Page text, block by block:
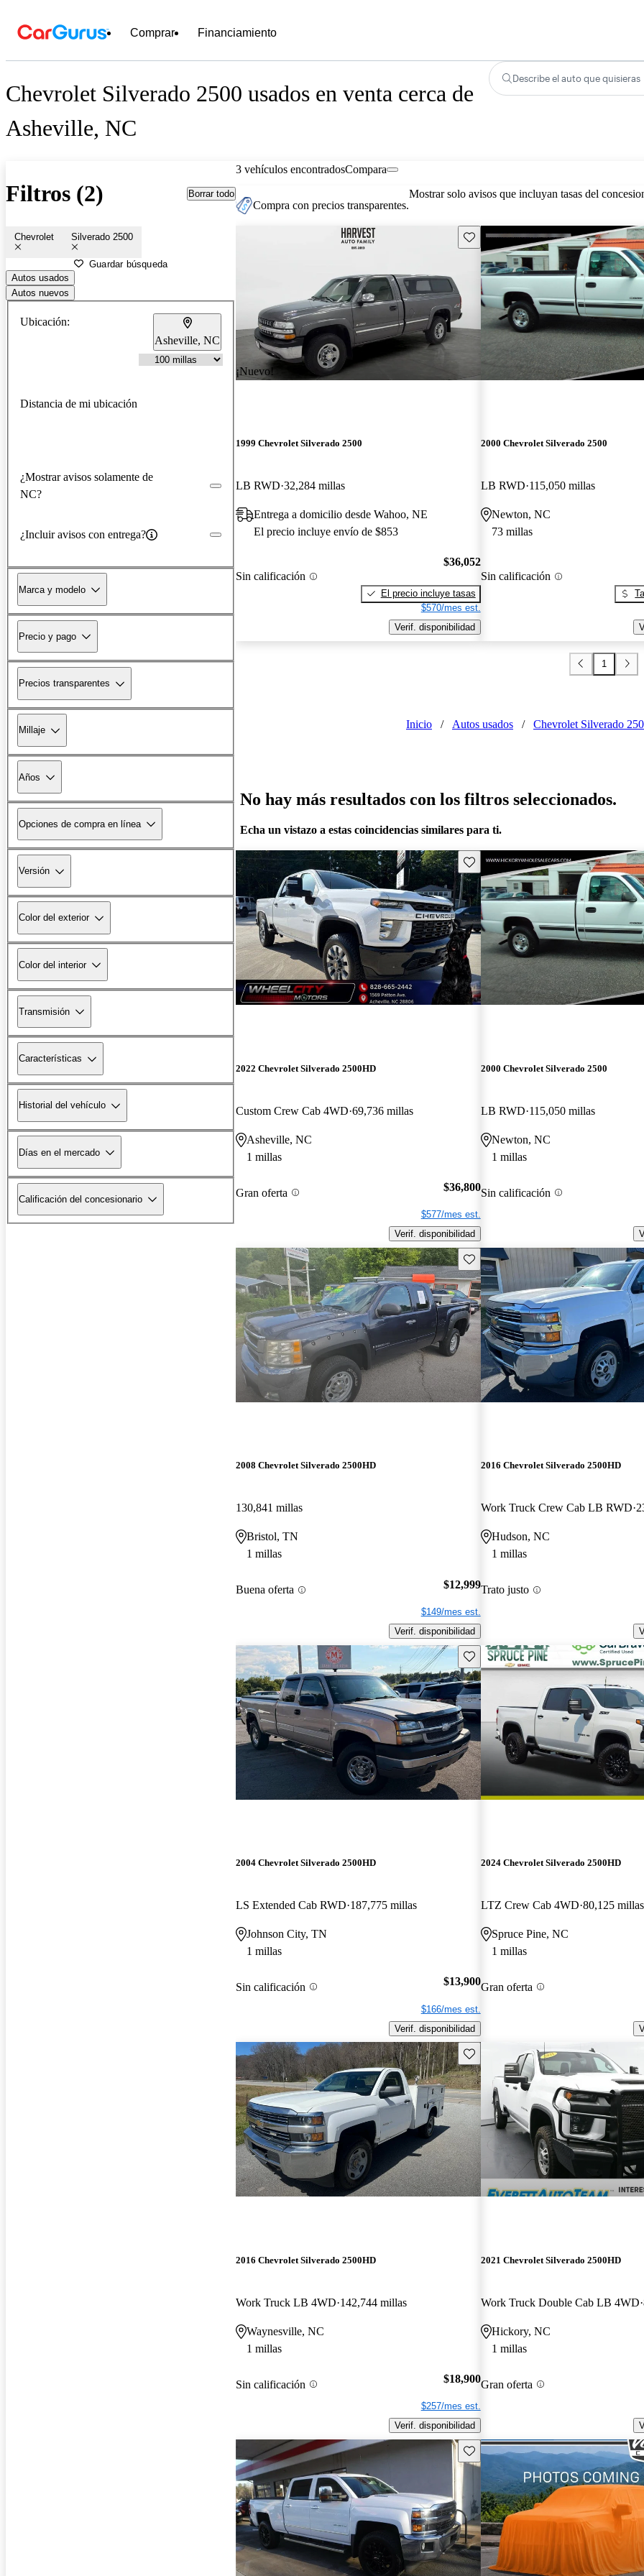
Comprar Financiamiento
Chevrolet Silverado 2500 usados en venta cerca de
Asheville, NC
Describe el auto que quisieras
Filtros (2) Borrar todo
Chevrolet Silverado 2500
Guardar búsqueda
Autos usados
Autos nuevos
Ubicación:
Asheville, NC
Distancia de mi ubicación
¿Mostrar avisos solamente de
NC?
¿Incluir avisos con entrega?
Marca y modelo
Precio y pago
Precios transparentes
Millaje
Años
Opciones de compra en línea
Versión
Color del exterior
Color del interior
Transmisión
Características
Historial del vehículo
Días en el mercado
Calificación del concesionario
3 vehículos encontradosCompara
Compra con precios transparentes.
Mostrar solo avisos que incluyan tasas del
¡Nuevo!
Guarda este Aviso
1999 Chevrolet Silverado 2500
LB RWD 32,284 millas
Entrega a domicilio desde Wahoo, NE
El precio incluye envío de $853
Sin calificación
$36,052
El precio incluye tasas
$570/mes est.
Verif. disponibilidad
2000 Chevrolet Silverado 2500
LB RWD 115,050 millas
Newton, NC
73 millas
Sin calificación
1
Inicio / Autos usados / Chevrolet Silverado
No hay más resultados con los filtros seleccionados.
Echa un vistazo a estas coincidencias similares para ti.
Guarda este Aviso
2022 Chevrolet Silverado 2500HD
Custom Crew Cab 4WD 69,736 millas
Asheville, NC
1 millas
Gran oferta $36,800
$577/mes est.
Verif. disponibilidad
2000 Chevrolet Silverado 2500
LB RWD 115,050 millas
Newton, NC
1 millas
Sin calificación
Guarda este Aviso
2008 Chevrolet Silverado 2500HD
130,841 millas
Bristol, TN
1 millas
Buena oferta $12,999
$149/mes est.
Verif. disponibilidad
2016 Chevrolet Silverado 2500HD
Work Truck Crew Cab LB RWD
Hudson, NC
1 millas
Trato justo
Guarda este Aviso
2004 Chevrolet Silverado 2500HD
LS Extended Cab RWD 187,775 millas
Johnson City, TN
1 millas
Sin calificación $13,900
$166/mes est.
Verif. disponibilidad
2024 Chevrolet Silverado 2500HD
LTZ Crew Cab 4WD 80,125 millas
Spruce Pine, NC
1 millas
Gran oferta
Guarda este Aviso
2016 Chevrolet Silverado 2500HD
Work Truck LB 4WD 142,744 millas
Waynesville, NC
1 millas
Sin calificación $18,900
$257/mes est.
Verif. disponibilidad
2021 Chevrolet Silverado 2500HD
Work Truck Double Cab LB 4WD
Hickory, NC
1 millas
Gran oferta
Guarda este Aviso